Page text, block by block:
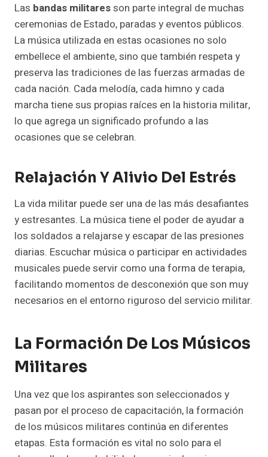
Las bandas militaresson parte integral de muchas
ceremonias de Estado, paradas y eventos públicos.
La música utilizada en estas ocasiones no solo
embellece el ambiente, sino que también respeta y
preserva las tradiciones de las fuerzas armadas de
cada nación. Cada melodía, cada himno y cada
marcha tiene sus propias raíces en la historia militar,
lo que agrega un significado profundo a las
ocasiones que se celebran.
Relajación Y Alivio Del Estrés
La vida militar puede ser una de las más desafiantes
y estresantes. La música tiene el poder de ayudar a
los soldados a relajarse y escapar de las presiones
diarias. Escuchar música o participar en actividades
musicales puede servir como una forma de terapia,
facilitando momentos de desconexión que son muy
necesarios en el entorno riguroso del servicio militar.
La Formación De Los Músicos
Militares
Una vez que los aspirantes son seleccionados y
pasan por el proceso de capacitación, la formación
de los músicos militares continúa en diferentes
etapas. Esta formación es vital no solo para el